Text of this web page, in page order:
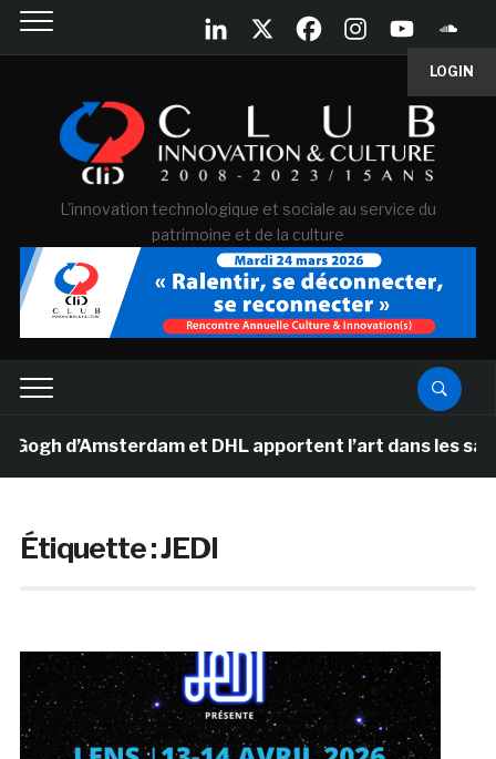
LOGIN
L'innovation technologique et sociale au service du
patrimoine et de la culture
d’Amsterdam et DHL apportent l’art dans les salles
Étiquette :JEDI